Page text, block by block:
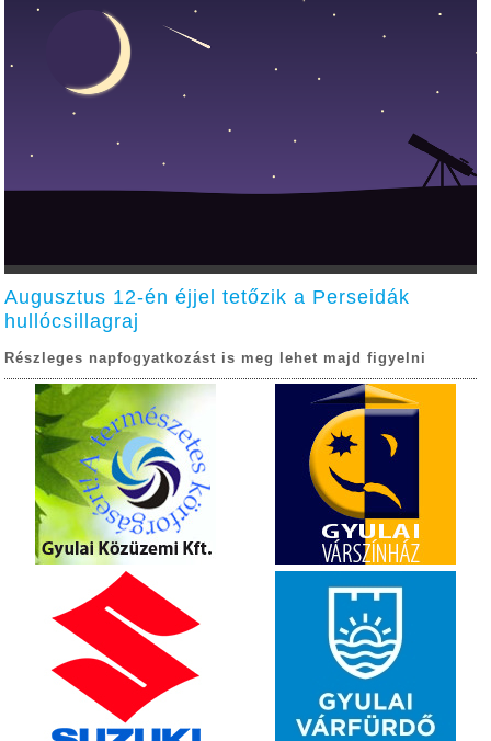
Augusztus 12-én éjjel tetőzik a Perseidák
hullócsillagraj
Részleges napfogyatkozást is meg lehet majd figyelni